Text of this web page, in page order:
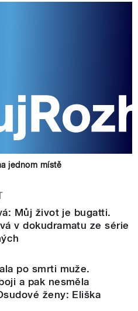
jednom místě
Můj život je bugatti.
v dokudramatu ze série
po smrti muže.
a pak nesměla
ženy: Eliška